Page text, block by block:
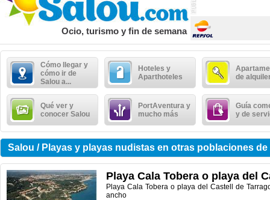
Ocio, turismo y fin de semana
Cómo llegar y
cómo ir de
Salou a...
Hoteles y
Aparthoteles
de
Qué ver y
conocer Salou
PortAventura y
mucho más
Guía
y de
Salou / Playas y playas nudistas en otras poblaciones de
Playa Cala Tobera o playa del
Playa Cala Tobera o playa del Castell de
ancho